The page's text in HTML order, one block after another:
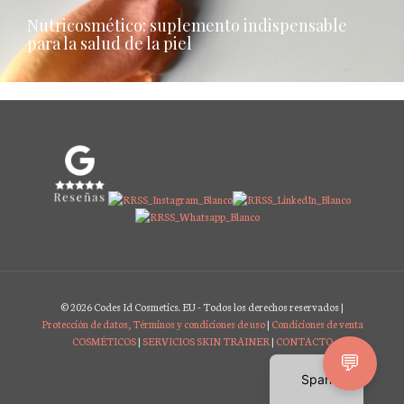
Nutricosmético: suplemento indispensable
para la salud de la piel
© 2026 Codes Id Cosmetics. EU - Todos los derechos reservados |
Protección de datos, Términos y condiciones de uso| Condiciones de venta
COSMÉTICOS| SERVICIOS SKIN TRAINER | CONTACTO
💬
Spanish
English